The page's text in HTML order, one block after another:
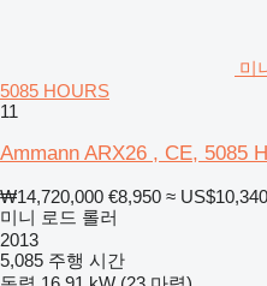
미
5085 HOURS
11
Ammann ARX26 , CE, 5085
₩14,720,000 €8,950 ≈ US$10,340
미니 로드 롤러
2013
5,085 주행 시간